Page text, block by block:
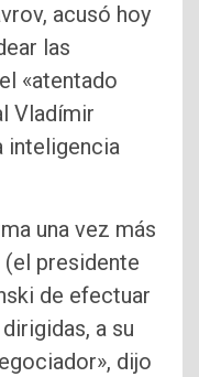
acusó hoy
las
«atentado
Vladímir
inteligencia
una vez más
presidente
de efectuar
a su
dijo